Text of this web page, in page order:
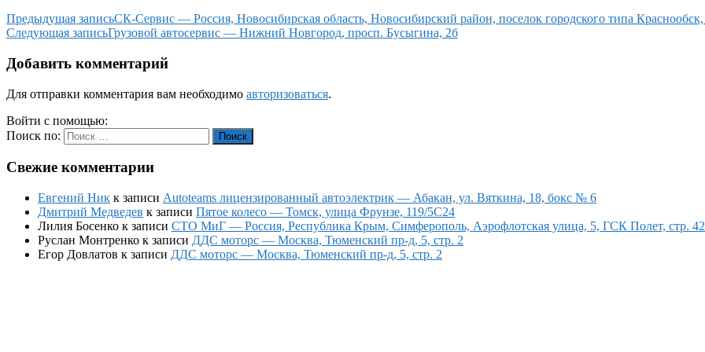
Предыдущая записьСК-Сервис — Россия, Новосибирская область, Новосибирский район, поселок городского типа Краснообск,
Следующая записьГрузовой автосервис — Нижний Новгород, просп. Бусыгина, 2б
Добавить комментарий
Для отправки комментария вам необходимо авторизоваться.
Войти с помощью:
Поиск по:
Поиск
Свежие комментарии
Евгений Ник к записи Autoteams лицензированный автоэлектрик — Абакан, ул. Вяткина, 18, бокс № 6
Дмитрий Медведев к записи Пятое колесо — Томск, улица Фрунзе, 119/5С24
Лилия Босенко к записи СТО МиГ — Россия, Республика Крым, Симферополь, Аэрофлотская улица, 5, ГСК Полет, стр.
Руслан Монтренко к записи ДДС моторс — Москва, Тюменский пр-д, 5, стр. 2
Егор Довлатов к записи ДДС моторс — Москва, Тюменский пр-д, 5, стр. 2